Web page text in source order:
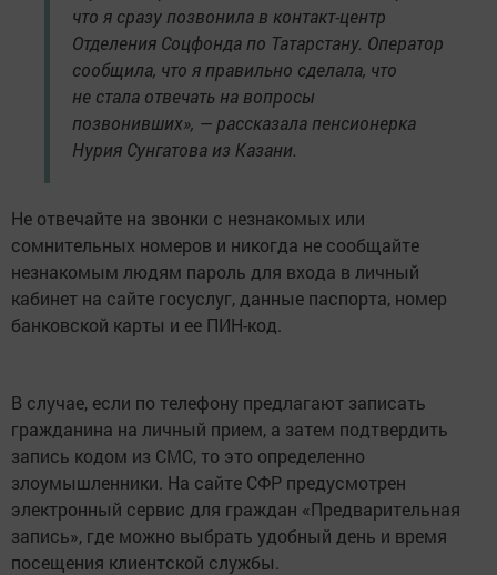
что я сразу позвонила в контакт-центр
Отделения Соцфонда по Татарстану. Оператор
сообщила, что я правильно сделала, что
не стала отвечать на вопросы
позвонивших», — рассказала пенсионерка
Нурия Сунгатова из Казани.
Не отвечайте на звонки с незнакомых или
сомнительных номеров и никогда не сообщайте
незнакомым людям пароль для входа в личный
кабинет на сайте госуслуг, данные паспорта, номер
банковской карты и ее ПИН-код.
В случае, если по телефону предлагают записать
гражданина на личный прием, а затем подтвердить
запись кодом из СМС, то это определенно
злоумышленники. На сайте СФР предусмотрен
электронный сервис для граждан «Предварительная
запись», где можно выбрать удобный день и время
посещения клиентской службы.